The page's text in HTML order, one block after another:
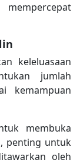
keleluasaan
jumlah
kemampuan
membuka
penting untuk
oleh